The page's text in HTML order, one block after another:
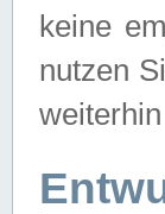
keine
nutzen